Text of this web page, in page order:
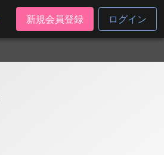
新規会員登録 ログイン